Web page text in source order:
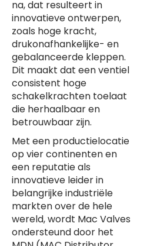
na, dat resulteert in
innovatieve ontwerpen,
zoals hoge kracht,
drukonafhankelijke- en
gebalanceerde kleppen.
Dit maakt dat een ventiel
consistent hoge
schakelkrachten toelaat
die herhaalbaar en
betrouwbaar zijn.
Met een productielocatie
op vier continenten en
een reputatie als
innovatieve leider in
belangrijke industriële
markten over de hele
wereld, wordt Mac Valves
ondersteund door het